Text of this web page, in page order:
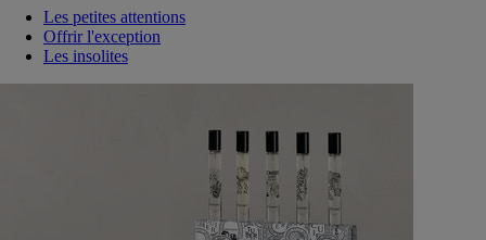
Les petites attentions
Offrir l'exception
Les insolites